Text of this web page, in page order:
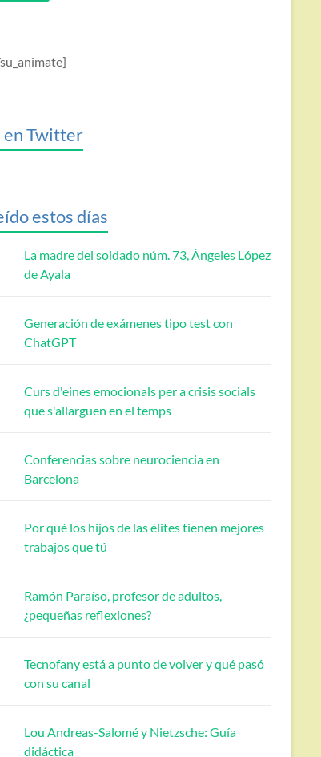
en Twitter
estos días
La madre del soldado núm. 73, Ángeles López
de Ayala
Generación de exámenes tipo test con
ChatGPT
Curs d'eines emocionals per a crisis socials
que s'allarguen en el temps
Conferencias sobre neurociencia en
Barcelona
Por qué los hijos de las élites tienen mejores
trabajos que tú
Ramón Paraíso, profesor de adultos,
¿pequeñas reflexiones?
Tecnofany está a punto de volver y qué pasó
con su canal
Lou Andreas-Salomé y Nietzsche: Guía
didáctica